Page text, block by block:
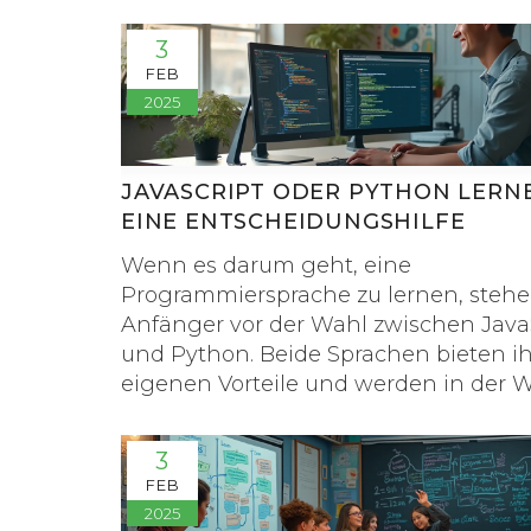
Arbeitswelt erfolgreich zu sein. Wir
betrachten die Nachfrage auf dem
Arbeitsmarkt, welche zusätzlichen
Fähigkeiten nützlich sein könnten,
man sich von anderen Bewerbern
kann.
3
FEB
2025
JAVASCRIPT ODER PYTHON
EINE ENTSCHEIDUNGSHILFE
Wenn es darum geht, eine
Programmiersprache zu lernen,
Anfänger vor der Wahl zwischen
und Python. Beide Sprachen bieten
eigenen Vorteile und werden in der
Python wird oft für seine einfache
und seine Anwendbarkeit in
Datenwissenschaft und KI geschätzt.
3
FEB
2025